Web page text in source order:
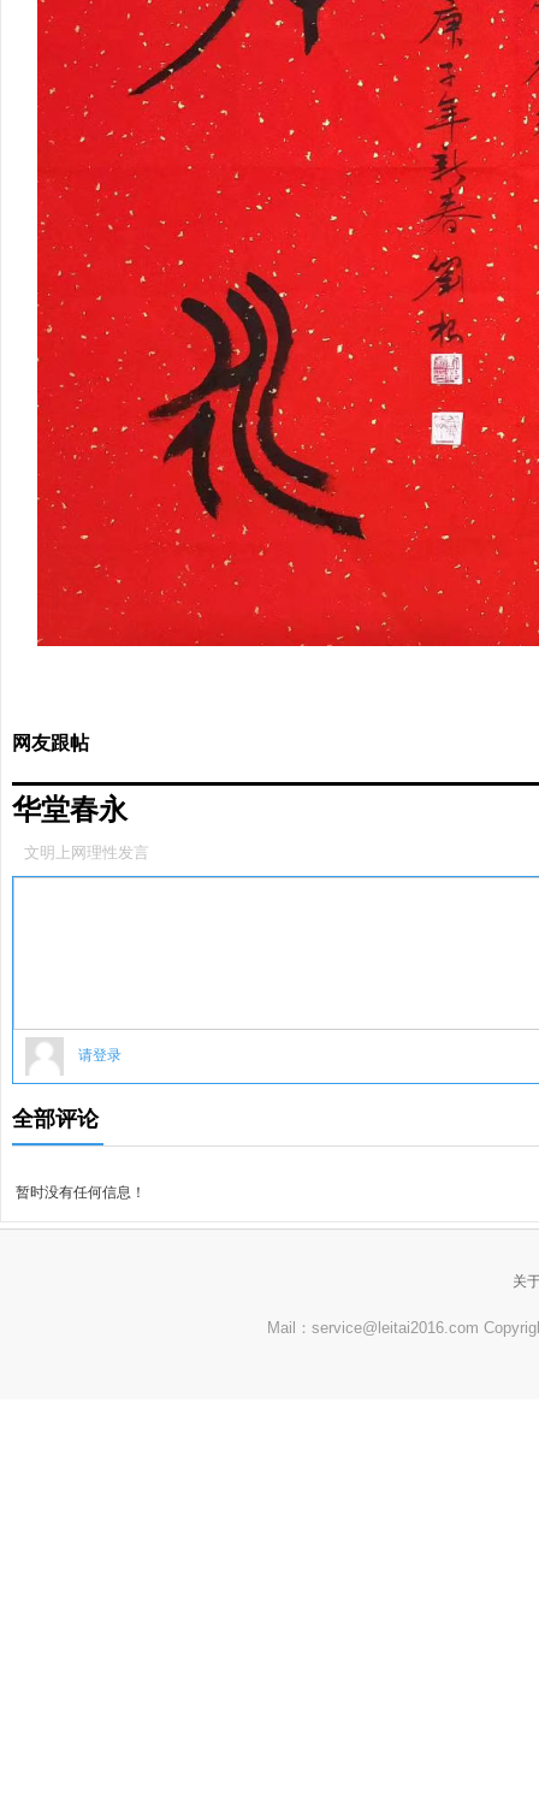
网友跟帖
华堂春永
文明上网理性发言
请登录
全部评论
暂时没有任何信息！
关
Mail：service@leitai2016.com